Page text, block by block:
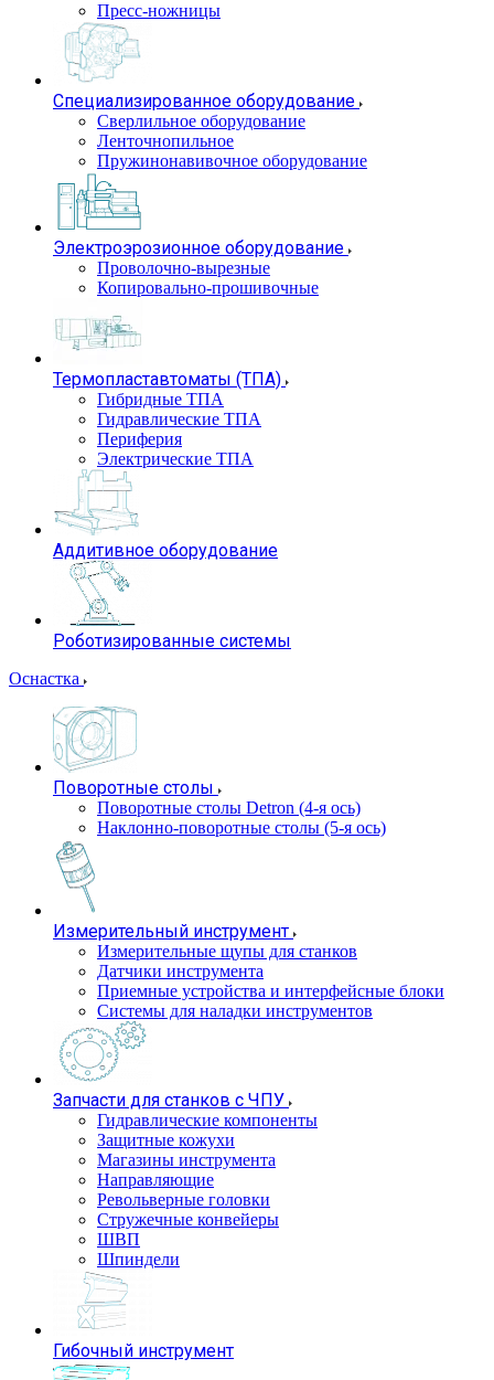
Пресс-ножницы
Специализированное оборудование
Сверлильное оборудование
Ленточнопильное
Пружинонавивочное оборудование
Электроэрозионное оборудование
Проволочно-вырезные
Копировально-прошивочные
Термопластавтоматы (ТПА)
Гибридные ТПА
Гидравлические ТПА
Периферия
Электрические ТПА
Аддитивное оборудование
Роботизированные системы
Оснастка
Поворотные столы
Поворотные столы Detron (4-я ось)
Наклонно-поворотные столы (5-я ось)
Измерительный инструмент
Измерительные щупы для станков
Датчики инструмента
Приемные устройства и интерфейсные блоки
Системы для наладки инструментов
Запчасти для станков с ЧПУ
Гидравлические компоненты
Защитные кожухи
Магазины инструмента
Направляющие
Револьверные головки
Стружечные конвейеры
ШВП
Шпиндели
Гибочный инструмент